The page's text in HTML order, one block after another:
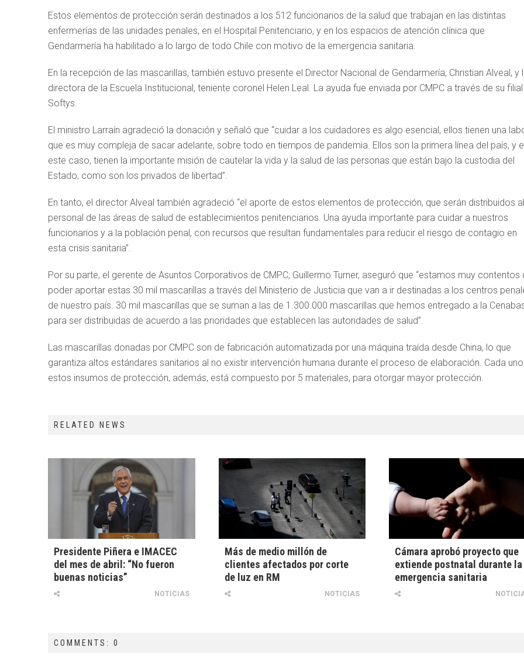
Estos elementos de protección serán destinados a los 512 funcionarios de la salud que trabajan en las distintas
enfermerías de las unidades penales, en el Hospital Penitenciario, y en los espacios de atención clínica que
Gendarmería ha habilitado a lo largo de todo Chile con motivo de la emergencia sanitaria.
En la recepción de las mascarillas, también estuvo presente el Director Nacional de Gendarmería, Christian Alveal, y
directora de la Escuela Institucional, teniente coronel Helen Leal. La ayuda fue enviada por CMPC a través de su filial
Softys.
El ministro Larraín agradeció la donación y señaló que “cuidar a los cuidadores es algo esencial, ellos tienen una
que es muy compleja de sacar adelante, sobre todo en tiempos de pandemia. Ellos son la primera línea del país, y
este caso, tienen la importante misión de cautelar la vida y la salud de las personas que están bajo la custodia del
Estado, como son los privados de libertad”.
En tanto, el director Alveal también agradeció “el aporte de estos elementos de protección, que serán distribuidos al
personal de las áreas de salud de establecimientos penitenciarios. Una ayuda importante para cuidar a nuestros
funcionarios y a la población penal, con recursos que resultan fundamentales para reducir el riesgo de contagio en
esta crisis sanitaria”.
Por su parte, el gerente de Asuntos Corporativos de CMPC, Guillermo Turner, aseguró que “estamos muy contentos
poder aportar estas 30 mil mascarillas a través del Ministerio de Justicia que van a ir destinadas a los centros
de nuestro país. 30 mil mascarillas que se suman a las de 1.300.000 mascarillas que hemos entregado a la
para ser distribuidas de acuerdo a las prioridades que establecen las autoridades de salud”.
Las mascarillas donadas por CMPC son de fabricación automatizada por una máquina traída desde China, lo que
garantiza altos estándares sanitarios al no existir intervención humana durante el proceso de elaboración. Cada
estos insumos de protección, además, está compuesto por 5 materiales, para otorgar mayor protección.
RELATED NEWS
Presidente Piñera e IMACEC
del mes de abril: “No fueron
buenas noticias”
NOTICIAS
Más de medio millón de
clientes afectados por corte
de luz en RM
NOTICIAS
Cámara aprobó proyecto que
extiende postnatal durante la
emergencia sanitaria
COMMENTS: 0